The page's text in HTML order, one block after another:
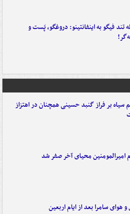
تند فیگو به اینفانتینو: دروغگو، پَست‌ و
سیاه بر فراز گنبد حسینی همچنان در اهتزاز
امیرالمومنین محیای آخر صفر شد
هوای سامرا بعد از ایام اربعین